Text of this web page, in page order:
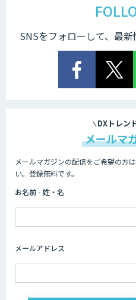
Cogent AI
imprai
ログミー
SNSをフォローして、最
DXトレン
メールマ
メールマガジンの配信をご希望の方
い。登録無料です。
お名前 - 姓・名
メールアドレス